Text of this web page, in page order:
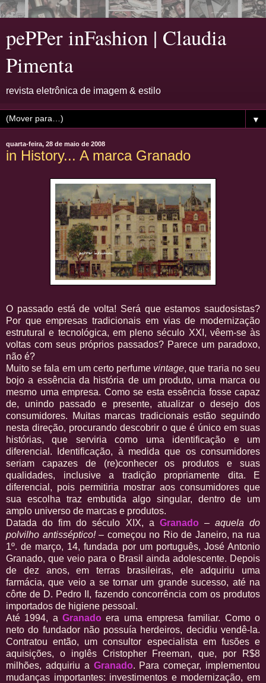
pePPer inFashion | Claudia
Pimenta
revista eletrônica de imagem & estilo
▼
quarta-feira, 28 de maio de 2008
in History... A marca Granado
O passado está de volta! Será que estamos saudosistas?
Por que empresas tradicionais em vias de modernização
estrutural e tecnológica, em pleno século XXI, vêem-se às
voltas com seus próprios passados? Parece um paradoxo,
não é?
Muito se fala em um certo perfume vintage, que traria no seu
bojo a essência da história de um produto, uma marca ou
mesmo uma empresa. Como se esta essência fosse capaz
de, unindo passado e presente, atualizar o desejo dos
consumidores. Muitas marcas tradicionais estão seguindo
nesta direção, procurando descobrir o que é único em suas
histórias, que serviria como uma identificação e um
diferencial. Identificação, à medida que os consumidores
seriam capazes de (re)conhecer os produtos e suas
qualidades, inclusive a tradição propriamente dita. E
diferencial, pois permitiria mostrar aos consumidores que
sua escolha traz embutida algo singular, dentro de um
amplo universo de marcas e produtos.
Datada do fim do século XIX, a Granado – aquela do
polvilho antisséptico!– começou no Rio de Janeiro, na rua
1º. de março, 14, fundada por um português, José Antonio
Granado, que veio para o Brasil ainda adolescente. Depois
de dez anos, em terras brasileiras, ele adquiriu uma
farmácia, que veio a se tornar um grande sucesso, até na
côrte de D. Pedro II, fazendo concorrência com os produtos
importados de higiene pessoal.
Até 1994, a Granado era uma empresa familiar. Como o
neto do fundador não possuía herdeiros, decidiu vendê-la.
Contratou então, um consultor especialista em fusões e
aquisições, o inglês Cristopher Freeman, que, por R$8
milhões, adquiriu a Granado. Para começar, implementou
mudanças importantes: investimentos e modernização, em